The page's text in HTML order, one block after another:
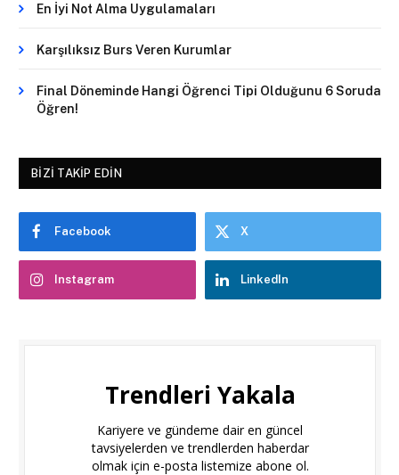
En İyi Not Alma Uygulamaları
Karşılıksız Burs Veren Kurumlar
Final Döneminde Hangi Öğrenci Tipi Olduğunu 6 Soruda
Öğren!
BIZI TAKIP EDIN
Facebook X
Instagram LinkedIn
Trendleri Yakala
Kariyere ve gündeme dair en güncel
tavsiyelerden ve trendlerden haberdar
olmak için e-posta listemize abone ol.